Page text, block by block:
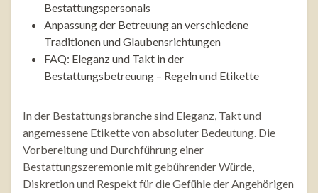
Bestattungspersonals
Anpassung der Betreuung an verschiedene
Traditionen und Glaubensrichtungen
FAQ: Eleganz und Takt in der
Bestattungsbetreuung – Regeln und Etikette
In der Bestattungsbranche sind Eleganz, Takt und
angemessene Etikette von absoluter Bedeutung. Die
Vorbereitung und Durchführung einer
Bestattungszeremonie mit gebührender Würde,
Diskretion und Respekt für die Gefühle der Angehörigen